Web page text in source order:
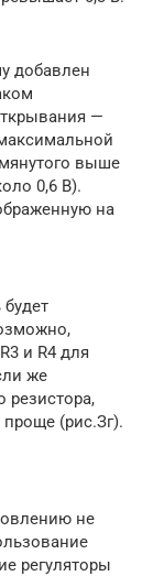
добавлен
—
выше
0,6 В).
на
и R4 для
же
резистора,
проще (рис.Зг).
не
регуляторы